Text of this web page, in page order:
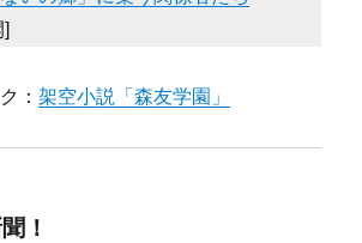
：架空小説「森友学園」
！